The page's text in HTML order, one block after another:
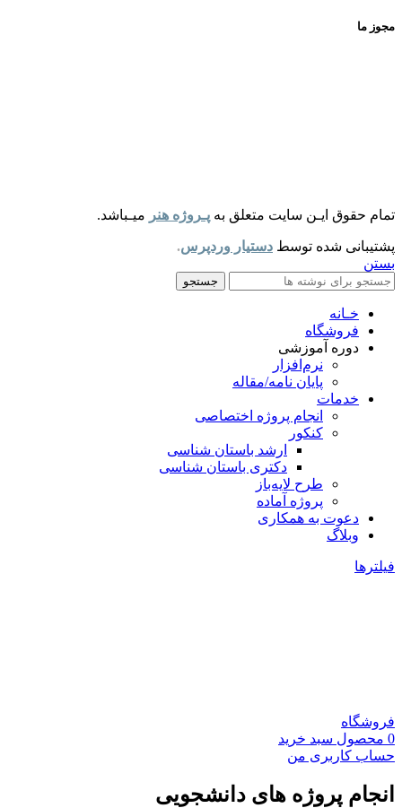
مجوز ما
تمام حقوق ایـن سایت متعلق به پـروژه هنر میـباشد.
پشتیبانی شده توسط دستیار وردپرس.
بستن
جستجو
خـانه
فروشگاه
دوره آموزشی
نرم‌افزار
پایان نامه/مقاله
خدمات
انجام پروژه اختصاصی
کنکور
ارشد باستان شناسی
دکتری باستان شناسی
طرح لایه‌باز
پروژه آماده
دعوت به همکاری
وبلاگ
فیلترها
فروشگاه
0 محصول سبد خرید
حساب کاربری من
انجام پروژه های دانشجویی